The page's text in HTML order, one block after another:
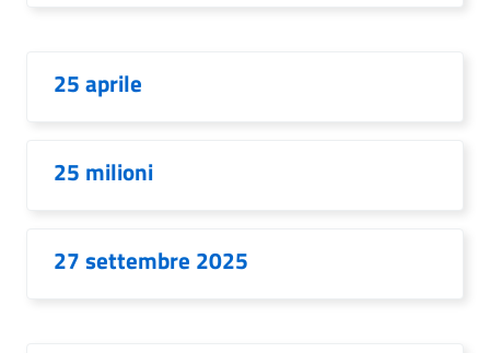
25 aprile
25 milioni
27 settembre 2025